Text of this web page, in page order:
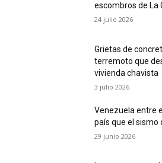
escombros de La
24 julio 2026
Grietas de
terremoto que
vivienda chavista
3 julio 2026
Venezuela entre
país que el sismo
29 junio 2026